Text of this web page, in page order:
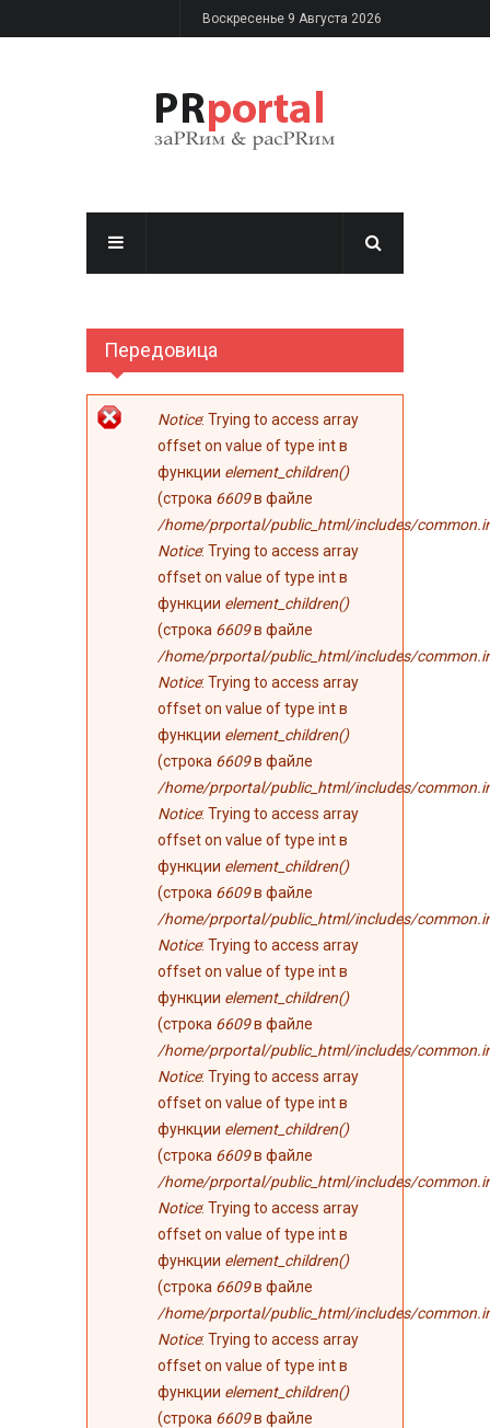
Перейти к основному содержаниюВоскресенье 9 Августа 2026
Передовица
Сообщение об
ошибке
Notice: Trying to access array
offset on value of type int в
функции element_children()
(строка 6609в файле
/home/prportal/public_html/includes/
Notice: Trying to access array
offset on value of type int в
функции element_children()
(строка 6609в файле
/home/prportal/public_html/includes/
Notice: Trying to access array
offset on value of type int в
функции element_children()
(строка 6609в файле
/home/prportal/public_html/includes/
Notice: Trying to access array
offset on value of type int в
функции element_children()
(строка 6609в файле
/home/prportal/public_html/includes/
Notice: Trying to access array
offset on value of type int в
функции element_children()
(строка 6609в файле
/home/prportal/public_html/includes/
Notice: Trying to access array
offset on value of type int в
функции element_children()
(строка 6609в файле
/home/prportal/public_html/includes/
Notice: Trying to access array
offset on value of type int в
функции element_children()
(строка 6609в файле
/home/prportal/public_html/includes/
Notice: Trying to access array
offset on value of type int в
функции element_children()
(строка 6609в файле